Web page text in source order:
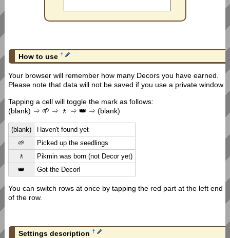
How to use †
Your browser will remember how many Decors you have earned.
Please note that data will not be saved if you use a private window.
Tapping a cell will toggle the mark as follows:
(blank) ⇒ 🌱 ⇒ 🚶 ⇒ 👑 ⇒ (blank)
(blank)
Haven't found yet
🌱
Picked up the seedlings
🚶
Pikmin was born (not Decor yet)
👑
Got the Decor!
You can switch rows at once by tapping the red part at the left end
of the row.
Settings description †